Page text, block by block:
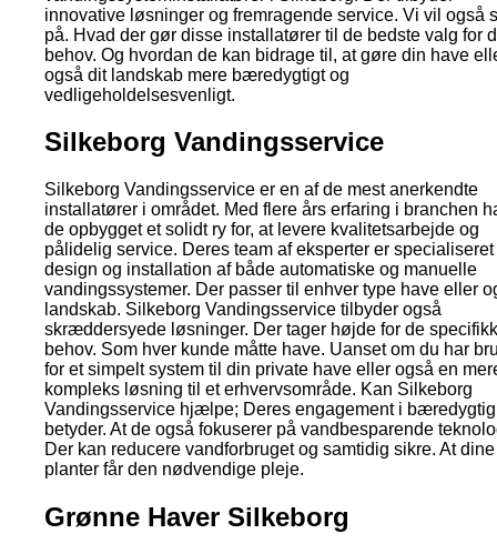
innovative løsninger og fremragende service. Vi vil også
på. Hvad der gør disse installatører til de bedste valg for
behov. Og hvordan de kan bidrage til, at gøre din have
også dit landskab mere bæredygtigt og
vedligeholdelsesvenligt.
Silkeborg Vandingsservice
Silkeborg Vandingsservice er en af de mest anerkendte
installatører i området. Med flere års erfaring i branchen
de opbygget et solidt ry for, at levere kvalitetsarbejde og
pålidelig service. Deres team af eksperter er specialiseret
design og installation af både automatiske og manuelle
vandingssystemer. Der passer til enhver type have eller
landskab. Silkeborg Vandingsservice tilbyder også
skræddersyede løsninger. Der tager højde for de
behov. Som hver kunde måtte have. Uanset om du har
for et simpelt system til din private have eller også en
kompleks løsning til et erhvervsområde. Kan Silkeborg
Vandingsservice hjælpe; Deres engagement i
betyder. At de også fokuserer på vandbesparende
Der kan reducere vandforbruget og samtidig sikre. At dine
planter får den nødvendige pleje.
Grønne Haver Silkeborg